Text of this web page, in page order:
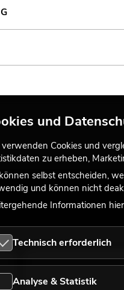
und
Cookies und
zu erheben,
selbst entscheiden,
und können nicht
Informationen
Technisch erforderlich
Analyse & Statistik